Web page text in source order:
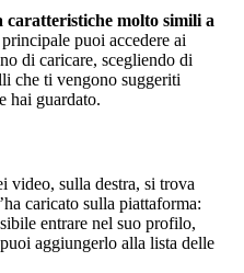
molto simili a
puoi accedere ai
di caricare, scegliendo di
che ti vengono suggeriti
hai guardato.
video, sulla destra, si trova
caricato sulla piattaforma:
entrare nel suo profilo,
aggiungerlo alla lista delle